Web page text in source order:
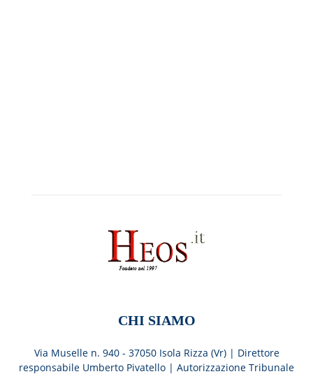
CHI SIAMO
Via Muselle n. 940 - 37050 Isola Rizza (Vr) | Direttore
responsabile Umberto Pivatello | Autorizzazione Tribunale